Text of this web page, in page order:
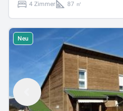
4 Zimmer 87 ㎡
Neu